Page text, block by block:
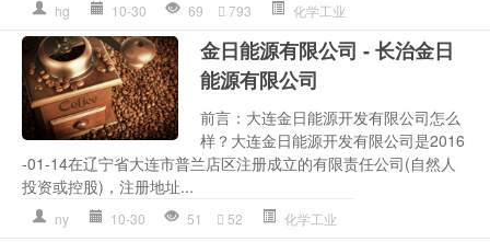
hg 10-30 69 793 化学工业
金日能源有限公司 - 长治金日
能源有限公司
前言：大连金日能源开发有限公司怎么
样？大连金日能源开发有限公司是2016
-01-14在辽宁省大连市普兰店区注册成立的有限责任公司(自然人
投资或控股)，注册地址...
ny 10-30 51 52 化学工业